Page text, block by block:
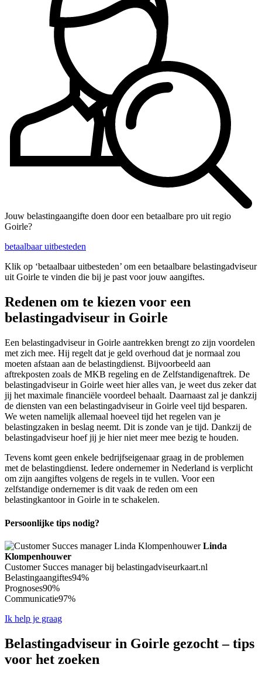
Jouw belastingaangifte doen door een betaalbare pro uit regio
Goirle?
betaalbaar uitbesteden
Klik op ‘betaalbaar uitbesteden’ om een betaalbare belastingadviseur
uit Goirle te vinden die bij je past voor jouw aangiftes.
Redenen om te kiezen voor een
belastingadviseur in Goirle
Een belastingadviseur in Goirle aantrekken brengt zo zijn voordelen
met zich mee. Hij regelt dat je geld overhoud dat je normaal zou
moeten afstaan aan de belastingdienst. Bijvoorbeeld aan
aftrekposten zoals de MKB regeling en de Zelfstandigenaftrek. De
belastingadviseur in Goirle weet hier alles van, je weet dus zeker dat
jij het maximale financiële voordeel behaalt. Daarnaast zal je dankzij
de diensten van een belastingadviseur in Goirle veel tijd besparen.
We weten namelijk allemaal hoeveel tijd het regelen van je
belastingzaken in beslag neemt. Dit is zonde van je tijd. Dankzij de
belastingadviseur hoef jij je hier niet meer mee bezig te houden.
Tevens komt geen enkele bedrijfseigenaar graag in de problemen
met de belastingdienst. Iedere ondernemer in Nederland is verplicht
om zijn aangiftes volgens de regels in te vullen. Voor een
zelfstandige ondernemer is dit vaak de reden om een
belastingkantoor in Goirle in te schakelen.
Persoonlijke tips nodig?
Linda
Klompenhouwer
Customer Succes manager bij belastingadviseurkaart.nl
Belastingaangiftes94%
Prognoses90%
Communicatie97%
Ik help je graag
Belastingadviseur in Goirle gezocht – tips
voor het zoeken